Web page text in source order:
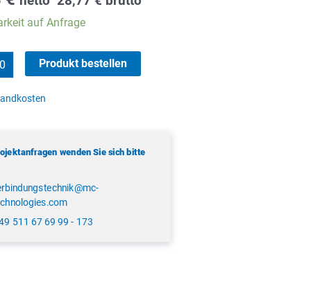
auf Anfrage
Produkt bestellen
wenden Sie sich bitte
511 67 69 99 - 173